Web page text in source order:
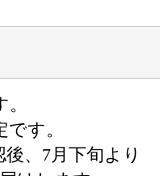
す。
、7月下旬より